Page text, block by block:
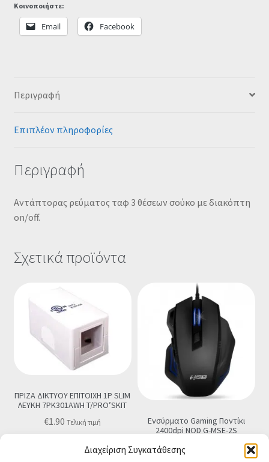
Διαχείριση Συγκατάθεσης
Κοινοποιήστε:
Email Facebook
Περιγραφή
Επιπλέον πληροφορίες
Περιγραφή
Αντάπτορας ρεύματος ταφ 3 θέσεων σούκο με διακόπτη
on/off.
Σχετικά προϊόντα
ΠΡΙΖΑ ΔΙΚΤΥΟΥ ΕΠΙΤΟΙΧΗ 1P SLIM
ΛΕΥΚΗ 7PK301AWH T/PRO’SKIT
€1.90 Τελική τιμή
Προσθήκη στο καλάθι
Ενσύρματο Gaming Ποντίκι
2400dpi NOD G-MSE-2S
€9.90